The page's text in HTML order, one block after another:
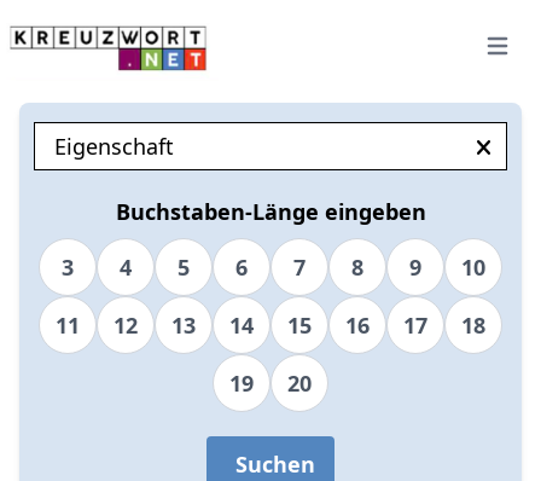
Open
Buchstaben-Länge eingeben
3
4 5 6 7 8 9
10
11
12 13 14 15 16 17
18
19
20
Suchen